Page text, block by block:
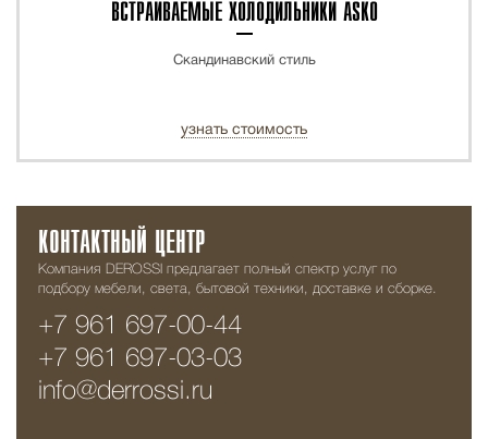
ВСТРАИВАЕМЫЕ ХОЛОДИЛЬНИКИ ASKO
Скандинавский стиль
узнать стоимость
КОНТАКТНЫЙ ЦЕНТР
Компания DEROSSI предлагает полный спектр услуг по
подбору мебели, света, бытовой техники, доставке и сборке.
+7 961 697-00-44
+7 961 697-03-03
info@derrossi.ru